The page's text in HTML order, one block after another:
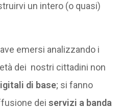
un intero (o quasi)
emersi analizzando i
dei nostri cittadini non
di base; si fanno
dei servizi a banda